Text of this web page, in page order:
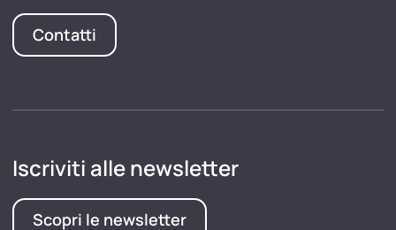
Contatti
Iscriviti alle newsletter
Scopri le newsletter